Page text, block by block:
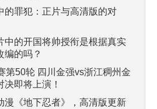
的罪犯：正片与高清版的对
中的开国将帅授衔是根据真实
编的吗？
第50轮 四川金强vs浙江稠州金
决即将上演！
漫《地下忍者》，高清版更新